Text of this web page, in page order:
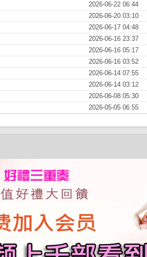
2026-06-22 06:44
2026-06-20 03:10
2026-06-17 04:48
2026-06-16 23:37
2026-06-16 05:17
2026-06-16 03:52
2026-06-14 07:55
2026-06-14 03:12
2026-06-08 05:30
2026-05-05 06:55